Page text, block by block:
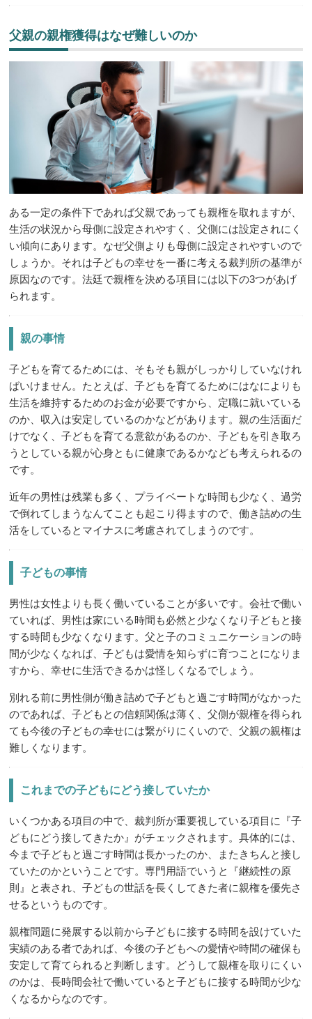
父親の親権獲得はなぜ難しいのか
ある一定の条件下であれば父親であっても親権を取れますが、
生活の状況から母側に設定されやすく、父側には設定されにく
い傾向にあります。なぜ父側よりも母側に設定されやすいので
しょうか。それは子どもの幸せを一番に考える裁判所の基準が
原因なのです。法廷で親権を決める項目には以下の3つがあげ
られます。
親の事情
子どもを育てるためには、そもそも親がしっかりしていなけれ
ばいけません。たとえば、子どもを育てるためにはなによりも
生活を維持するためのお金が必要ですから、定職に就いている
のか、収入は安定しているのかなどがあります。親の生活面だ
けでなく、子どもを育てる意欲があるのか、子どもを引き取ろ
うとしている親が心身ともに健康であるかなども考えられるの
です。
近年の男性は残業も多く、プライベートな時間も少なく、過労
で倒れてしまうなんてことも起こり得ますので、働き詰めの生
活をしているとマイナスに考慮されてしまうのです。
子どもの事情
男性は女性よりも長く働いていることが多いです。会社で働い
ていれば、男性は家にいる時間も必然と少なくなり子どもと接
する時間も少なくなります。父と子のコミュニケーションの時
間が少なくなれば、子どもは愛情を知らずに育つことになりま
すから、幸せに生活できるかは怪しくなるでしょう。
別れる前に男性側が働き詰めで子どもと過ごす時間がなかった
のであれば、子どもとの信頼関係は薄く、父側が親権を得られ
ても今後の子どもの幸せには繋がりにくいので、父親の親権は
難しくなります。
これまでの子どもにどう接していたか
いくつかある項目の中で、裁判所が重要視している項目に『子
どもにどう接してきたか』がチェックされます。具体的には、
今まで子どもと過ごす時間は長かったのか、またきちんと接し
ていたのかということです。専門用語でいうと『継続性の原
則』と表され、子どもの世話を長くしてきた者に親権を優先さ
せるというものです。
親権問題に発展する以前から子どもに接する時間を設けていた
実績のある者であれば、今後の子どもへの愛情や時間の確保も
安定して育てられると判断します。どうして親権を取りにくい
のかは、長時間会社で働いていると子どもに接する時間が少な
くなるからなのです。